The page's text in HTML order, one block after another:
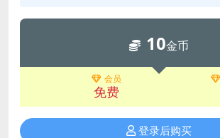
10金币
会员
免费
登录后购买